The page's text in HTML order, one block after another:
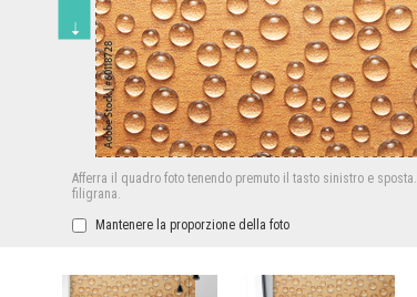
Afferra il quadro foto tenendo premuto il tasto sinistro e sposta.
filigrana.
Mantenere la proporzione della foto